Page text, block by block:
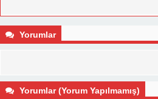
Yorumlar
Yorumlar (Yorum Yapılmamış)